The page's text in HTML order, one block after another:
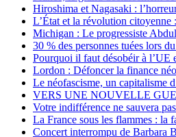
Hiroshima et Nagasaki :
L’État et la révolution
Michigan : Le progressiste
30 % des personnes tuées lors
Pourquoi il faut désobéir à l’UE
Lordon : Défoncer la finance
Le néofascisme, un capitalisme
VERS UNE NOUVELLE
Votre indifférence ne sauvera
La France sous les flammes : la
Concert interrompu de Barbara